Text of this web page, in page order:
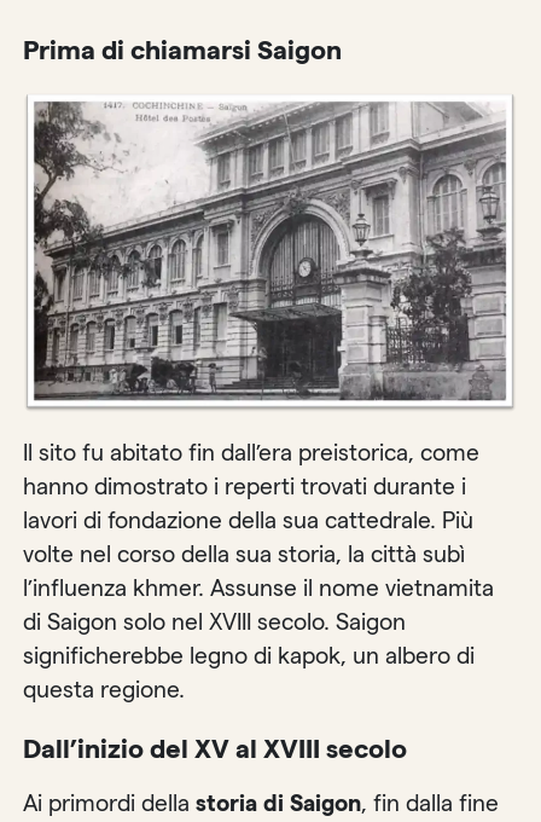
Prima di chiamarsi Saigon
Il sito fu abitato fin dall’era preistorica, come
hanno dimostrato i reperti trovati durante i
lavori di fondazione della sua cattedrale. Più
volte nel corso della sua storia, la città subì
l’influenza khmer. Assunse il nome vietnamita
di Saigon solo nel XVIII secolo. Saigon
significherebbe legno di kapok, un albero di
questa regione.
Dall’inizio del XV al XVIII secolo
Ai primordi dellastoria di Saigon, fin dalla fine